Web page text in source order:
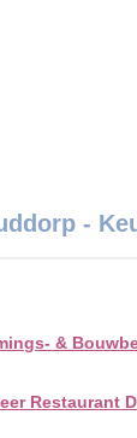
-
&
Restaurant